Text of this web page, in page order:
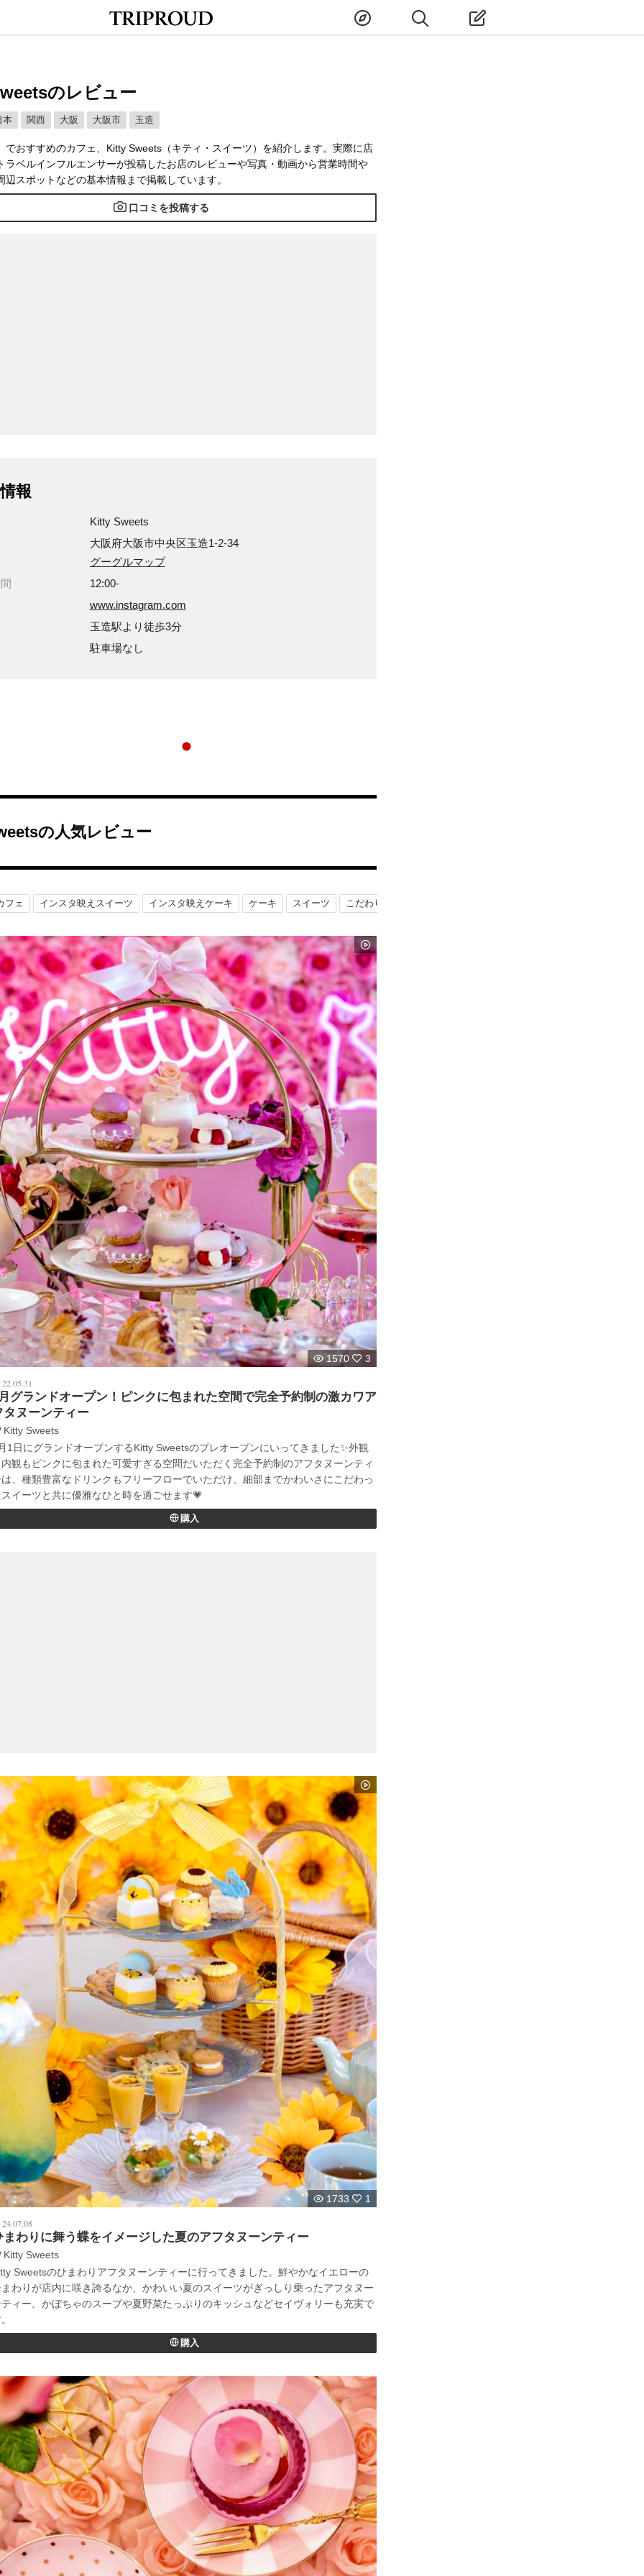
のレビュー
本 関西 大阪 大阪市 玉造
でおすすめのカフェ、Kitty Sweets（キティ・スイーツ）を紹介します。実際に店
ラベルインフルエンサーが投稿したお店のレビューや写真・動画から営業時間や
辺スポットなどの基本情報まで掲載しています。
口コミを投稿する
報
Kitty Sweets
大阪府大阪市中央区玉造1-2-34
グーグルマップ
12:00-
www.instagram.com
玉造駅より徒歩3分
駐車場なし
の人気レビュー
フェ インスタ映えスイーツ インスタ映えケーキ ケーキ スイーツ こだわりメニュー
1570 3
22.05.31
グランドオープン！ピンクに包まれた空間で完全予約制の激カワア
タヌーンティー
Kitty Sweets
1日にグランドオープンするKitty Sweetsのプレオープンにいってきました✨外観
観もピンクに包まれた可愛すぎる空間だいただく完全予約制のアフタヌーンティ
、種類豊富なドリンクもフリーフローでいただけ、細部までかわいさにこだわっ
イーツと共に優雅なひと時を過ごせます💗
購入
1733 1
24.07.08
まわりに舞う蝶をイメージした夏のアフタヌーンティー
Kitty Sweets
Sweetsのひまわりアフタヌーンティーに行ってきました。鮮やかなイエローの
わりが店内に咲き誇るなか、かわいい夏のスイーツがぎっしり乗ったアフタヌー
ィー。かぼちゃのスープや夏野菜たっぷりのキッシュなどセイヴォリーも充実で
購入